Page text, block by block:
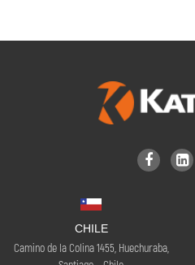
 
CHILE
Camino de la Colina 1455, Huechuraba,